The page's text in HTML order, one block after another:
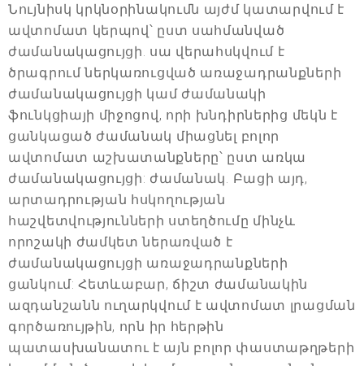
Նույնիսկ կրկնօրինակումն այժմ կատարվում է
ավտոմատ կերպով՝ ըստ սահմանված
ժամանակացույցի. սա վերահսկվում է
ծրագրում ներկառուցված առաջադրանքների
ժամանակացույցի կամ ժամանակի
ֆունկցիայի միջոցով, որի խնդիրներից մեկն է
ցանկացած ժամանակ միացնել բոլոր
ավտոմատ աշխատանքները՝ ըստ առկա
ժամանակացույցի: ժամանակ. Բացի այդ,
արտադրության հսկողության
հաշվետվությունների ստեղծումը մինչև
որոշակի ժամկետ ներառված է
ժամանակացույցի առաջադրանքների
ցանկում: Հետևաբար, ճիշտ ժամանակին
ազդանշանն ուղարկվում է ավտոմատ լրացման
գործառույթին, որն իր հերթին
պատասխանատու է այն բոլոր փաստաթղթերի